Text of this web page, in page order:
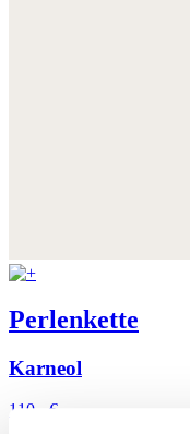
Perlenkette
Karneol
110,- €